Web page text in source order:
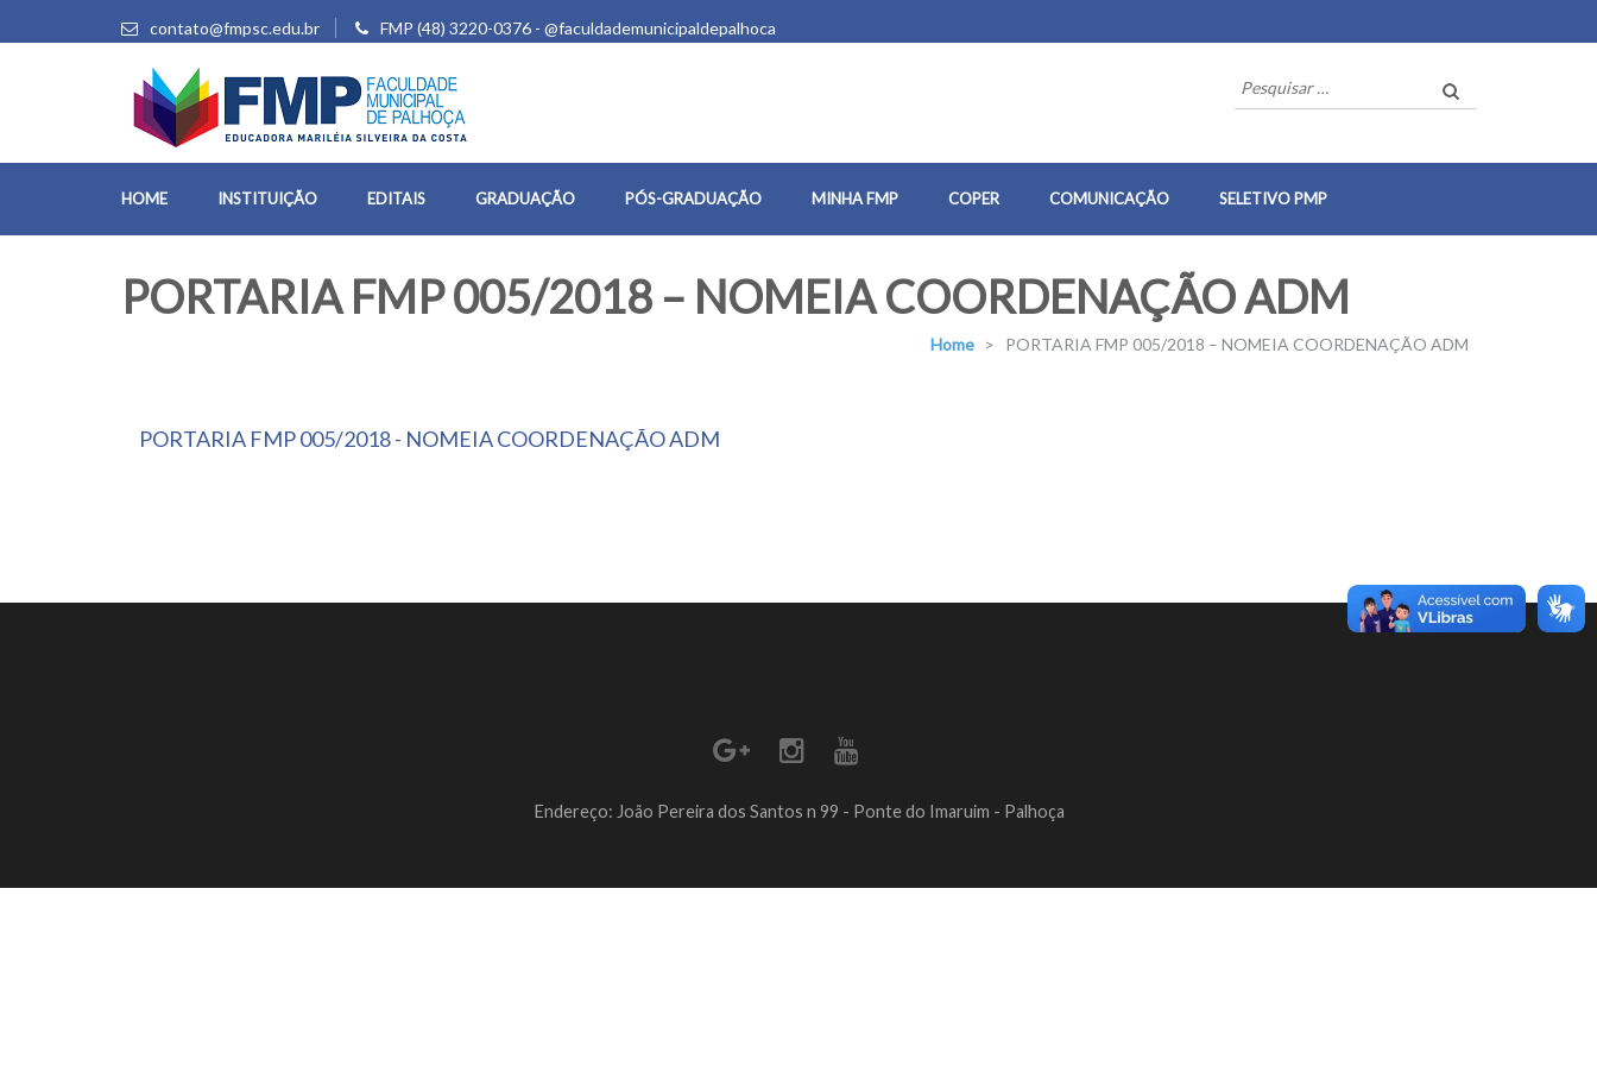
contato@fmpsc.edu.br FMP (48) 3220-0376 - @faculdademunicipaldepalhoca
Pesquisar
por:
HOME INSTITUIÇÃO EDITAIS GRADUAÇÃO PÓS-GRADUAÇÃO MINHA FMP COPER COMUNICAÇÃO SELETIVO PMP
PORTARIA FMP 005/2018 – NOMEIA COORDENAÇÃO ADM
Home > PORTARIA FMP 005/2018 – NOMEIA COORDENAÇÃO ADM
PORTARIA FMP 005/2018 - NOMEIA COORDENAÇÃO ADM
Endereço: João Pereira dos Santos n 99 - Ponte do Imaruim - Palhoça